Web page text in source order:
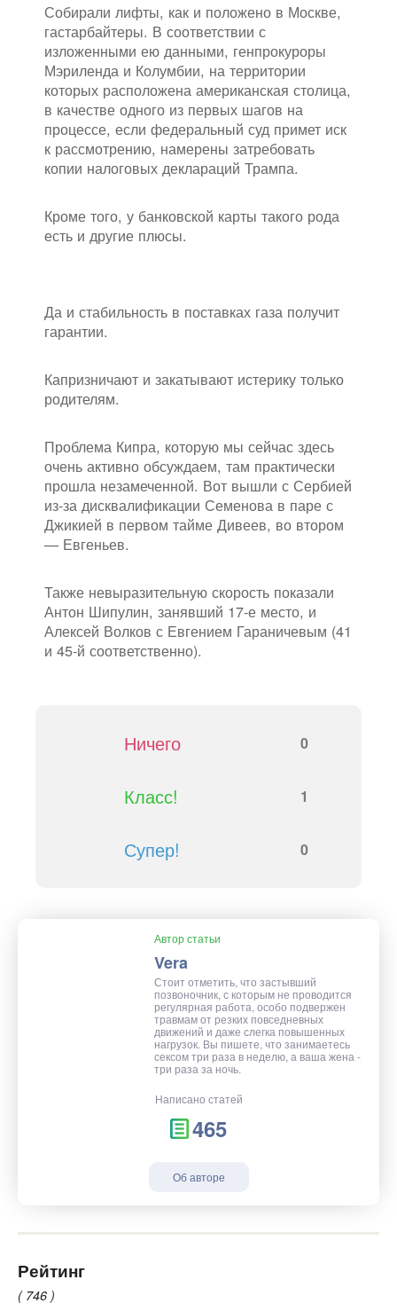
Собирали лифты, как и положено в Москве,
гастарбайтеры. В соответствии с
изложенными ею данными, генпрокуроры
Мэриленда и Колумбии, на территории
которых расположена американская столица,
в качестве одного из первых шагов на
процессе, если федеральный суд примет иск
к рассмотрению, намерены затребовать
копии налоговых деклараций Трампа.
Кроме того, у банковской карты такого рода
есть и другие плюсы.
Да и стабильность в поставках газа получит
гарантии.
Капризничают и закатывают истерику только
родителям.
Проблема Кипра, которую мы сейчас здесь
очень активно обсуждаем, там практически
прошла незамеченной. Вот вышли с Сербией
из-за дисквалификации Семенова в паре с
Джикией в первом тайме Дивеев, во втором
— Евгеньев.
Также невыразительную скорость показали
Антон Шипулин, занявший 17-е место, и
Алексей Волков с Евгением Гараничевым (41
и 45-й соответственно).
Ничего 0
Класс! 1
Супер! 0
Автор статьи
Vera
Стоит отметить, что застывший
позвоночник, с которым не проводится
регулярная работа, особо подвержен
травмам от резких повседневных
движений и даже слегка повышенных
нагрузок. Вы пишете, что занимаетесь
сексом три раза в неделю, а ваша жена -
три раза за ночь.
Написано статей
465
Об авторе
Рейтинг
( 746 )